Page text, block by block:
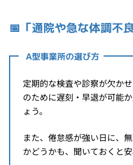
📅「通院や急な体調不
A型事業所の選び方
定期的な検査や診察が欠か
のために遅刻・早退が可能
ょう。
また、倦怠感が強い日に、
かどうかも、聞いておくと安